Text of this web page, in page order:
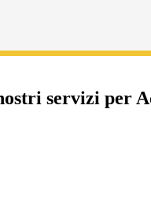
servizi per